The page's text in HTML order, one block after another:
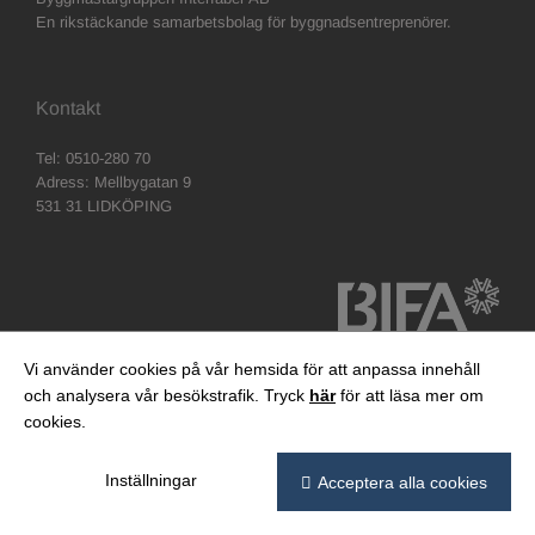
En rikstäckande samarbetsbolag för byggnadsentreprenörer.
Kontakt
Tel: 0510-280 70
Adress: Mellbygatan 9
531 31 LIDKÖPING
Vi använder cookies på vår hemsida för att anpassa innehåll
och analysera vår besökstrafik. Tryck härför att läsa mer om
cookies.
Inställningar Acceptera alla cookies